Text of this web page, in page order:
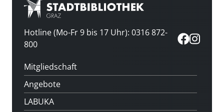
Hotline (Mo-Fr 9 bis 17 Uhr): 0316 872-
800
Mitgliedschaft
Angebote
LABUKA